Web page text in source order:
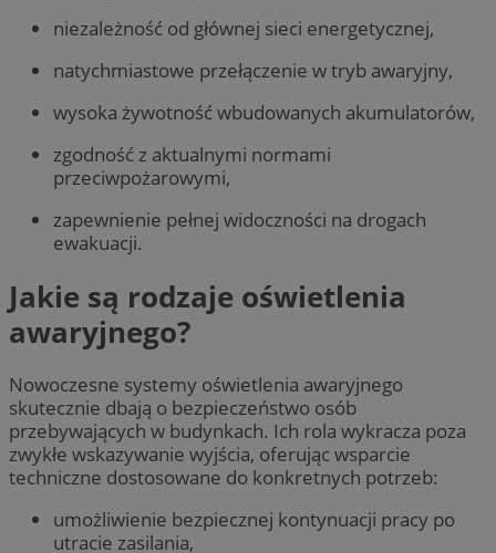
niezależność od głównej sieci energetycznej,
natychmiastowe przełączenie w tryb awaryjny,
wysoka żywotność wbudowanych akumulatorów,
zgodność z aktualnymi normami
przeciwpożarowymi,
zapewnienie pełnej widoczności na drogach
ewakuacji.
Jakie są rodzaje oświetlenia
awaryjnego?
Nowoczesne systemy oświetlenia awaryjnego
skutecznie dbają o bezpieczeństwo osób
przebywających w budynkach. Ich rola wykracza poza
zwykłe wskazywanie wyjścia, oferując wsparcie
techniczne dostosowane do konkretnych potrzeb:
umożliwienie bezpiecznej kontynuacji pracy po
utracie zasilania,